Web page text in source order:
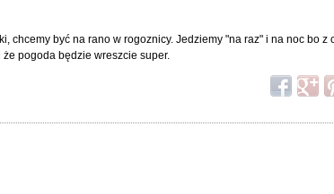
chcemy być na rano w rogoznicy. Jedziemy "na raz" i na noc bo z
pogoda będzie wreszcie super.